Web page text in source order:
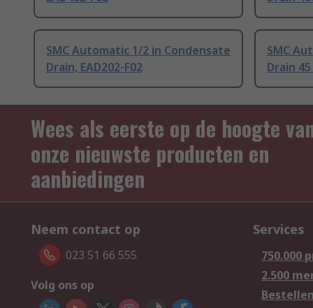
SMC Automatic 1/2 in Condensate
Drain, EAD202-F02
SMC
Drain 45
Wees als eerste op de hoogte
onze nieuwste producten en
aanbiedingen
Neem contact op
023 51 66 555
Volg ons op
Services
750.000
2.500
Bestellen